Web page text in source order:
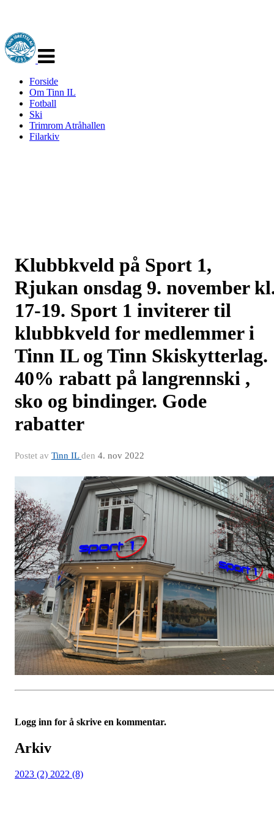
navigasjon
Forside
Om Tinn IL
Fotball
Ski
Trimrom Atråhallen
Filarkiv
Klubbkveld på Sport 1,
Rjukan onsdag 9. november
17-19. Sport 1 inviterer til
klubbkveld for medlemmer i
Tinn IL og Tinn Skiskytterlag.
40% rabatt på langrennski ,
sko og bindinger. Gode
rabatter
Postet av Tinn ILden 4. nov 2022
Logg inn for å skrive en kommentar.
Arkiv
2023 (2) 2022 (8)